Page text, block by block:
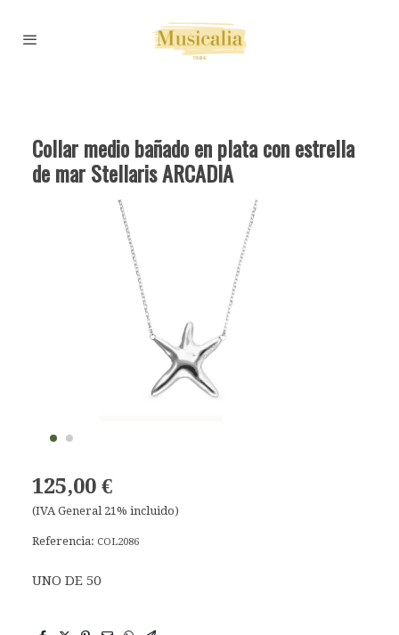
Collar medio bañado en plata con estrella
de mar Stellaris ARCADIA
125,00 €
(IVA General 21% incluido)
Referencia: COL2086
UNO DE 50